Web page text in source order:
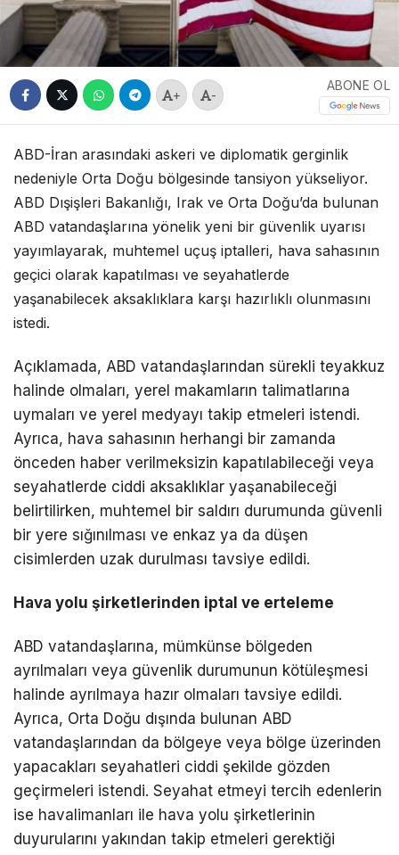
+ -
ABONE OL
ABD-İran arasındaki askeri ve diplomatik gerginlik
nedeniyle Orta Doğu bölgesinde tansiyon yükseliyor.
ABD Dışişleri Bakanlığı, Irak ve Orta Doğu’da bulunan
ABD vatandaşlarına yönelik yeni bir güvenlik uyarısı
yayımlayarak, muhtemel uçuş iptalleri, hava sahasının
geçici olarak kapatılması ve seyahatlerde
yaşanabilecek aksaklıklara karşı hazırlıklı olunmasını
istedi.
Açıklamada, ABD vatandaşlarından sürekli teyakkuz
halinde olmaları, yerel makamların talimatlarına
uymaları ve yerel medyayı takip etmeleri istendi.
Ayrıca, hava sahasının herhangi bir zamanda
önceden haber verilmeksizin kapatılabileceği veya
seyahatlerde ciddi aksaklıklar yaşanabileceği
belirtilirken, muhtemel bir saldırı durumunda güvenli
bir yere sığınılması ve enkaz ya da düşen
cisimlerden uzak durulması tavsiye edildi.
Hava yolu şirketlerinden iptal ve erteleme
ABD vatandaşlarına, mümkünse bölgeden
ayrılmaları veya güvenlik durumunun kötüleşmesi
halinde ayrılmaya hazır olmaları tavsiye edildi.
Ayrıca, Orta Doğu dışında bulunan ABD
vatandaşlarından da bölgeye veya bölge üzerinden
yapacakları seyahatleri ciddi şekilde gözden
geçirmeleri istendi. Seyahat etmeyi tercih edenlerin
ise havalimanları ile hava yolu şirketlerinin
duyurularını yakından takip etmeleri gerektiği